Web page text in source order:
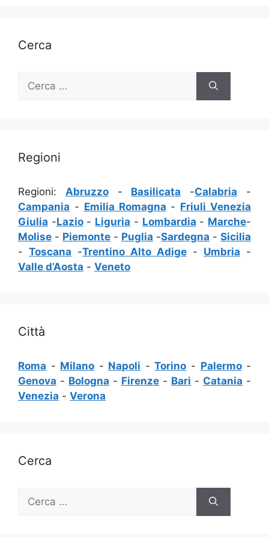
Cerca
per:
Regioni
Regioni: Abruzzo- Basilicata -Calabria -
Campania - Emilia Romagna - Friuli Venezia
Giulia -Lazio- Liguria - Lombardia - Marche-
Molise - Piemonte - Puglia -Sardegna - Sicilia
- Toscana -Trentino Alto Adige - Umbria -
Valle d’Aosta - Veneto
Città
Roma - Milano - Napoli -Torino - Palermo-
Genova - Bologna - Firenze - Bari - Catania -
Venezia - Verona
Cerca
per: